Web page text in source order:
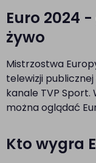
Euro 2024
żywo
Mistrzostwa
telewizji publicznej
kanale TVP Sport.
można oglądać
Kto wygra